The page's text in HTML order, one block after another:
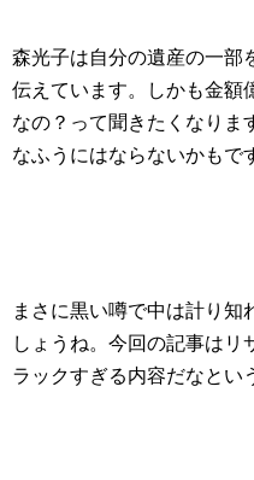
森光子は自分の遺産の一部
伝えています。しかも金額
なの？って聞きたくなりま
なふうにはならないかもで
まさに黒い噂で中は計り知
しょうね。今回の記事はリ
ラックすぎる内容だなとい